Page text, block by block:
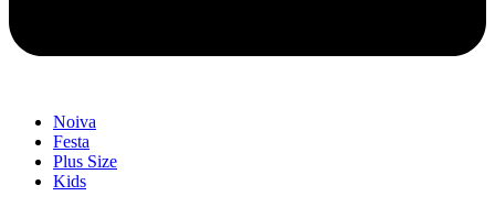
Noiva
Festa
Plus Size
Kids